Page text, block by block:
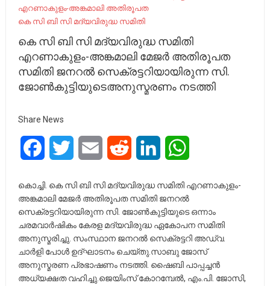
എറണാകുളം-അങ്കമാലി അതിരൂപത
കെ സി ബി സി മദ്യവിരുദ്ധ സമിതി
കെ സി ബി സി മദ്യവിരുദ്ധ സമിതി
എറണാകുളം-അങ്കമാലി മേജർ അതിരൂപത
സമിതി ജനറൽ സെക്രട്ടറിയായിരുന്ന സി.
ജോൺകുട്ടിയുടെഅനുസ്മരണം നടത്തി
Share News
FacebookTwitter Email Reddit LinkedIn
കൊച്ചി. കെ സി ബി സി മദ്യവിരുദ്ധ സമിതി എറണാകുളം-
അങ്കമാലി മേജർ അതിരൂപത സമിതി ജനറൽ
സെക്രട്ടറിയായിരുന്ന സി. ജോൺകുട്ടിയുടെ ഒന്നാം
ചരമവാർഷികം കേരള മദ്യവിരുദ്ധ ഏകോപന സമിതി
അനുസ്മരിച്ചു. സംസ്ഥാന ജനറൽ സെക്രട്ടറി അഡ്വ.
ചാർളി പോൾ ഉദ്ഘാടനം ചെയ്തു.സാബു ജോസ്
അനുസ്മരണ പ്രഭാഷണം നടത്തി. ഷൈബി പാപ്പച്ചൻ
അധ്യക്ഷത വഹിച്ചു.ജെയിംസ് കോറമ്പേൽ, എം.പി. ജോസി,